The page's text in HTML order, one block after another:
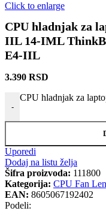
Click to enlarge
CPU hladnjak za
IIL 14-IML
E4-IIL
3.390 RSD
-
CPU hladnjak za
Uporedi
Dodaj na listu želja
Šifra proizvoda: 111800
Kategorija: CPU Fan
EAN: 8605067192402
Podeli: